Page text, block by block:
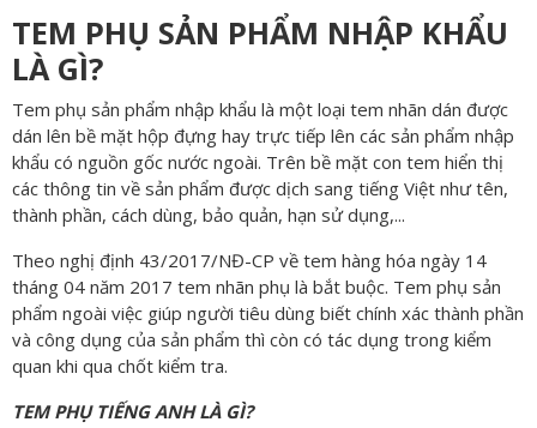
TEM PHỤ SẢN PHẨM NHẬP KHẨU
LÀ GÌ?
Tem phụ sản phẩm nhập khẩu là một loại tem nhãn dán được
dán lên bề mặt hộp đựng hay trực tiếp lên các sản phẩm nhập
khẩu có nguồn gốc nước ngoài. Trên bề mặt con tem hiển thị
các thông tin về sản phẩm được dịch sang tiếng Việt như tên,
thành phần, cách dùng, bảo quản, hạn sử dụng,...
Theo nghị định 43/2017/NĐ-CP về tem hàng hóa ngày 14
tháng 04 năm 2017 tem nhãn phụ là bắt buộc. Tem phụ sản
phẩm ngoài việc giúp người tiêu dùng biết chính xác thành phần
và công dụng của sản phẩm thì còn có tác dụng trong kiểm
quan khi qua chốt kiểm tra.
TEM PHỤ TIẾNG ANH LÀ GÌ?